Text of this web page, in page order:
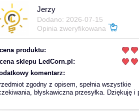
Jerzy
Dodano: 2026-07-15
Opinia zweryfikowana
produktu:
sklepu LedCorn.pl:
komentarz:
zgodny z opisem, spełnia wszystkie
błyskawiczna przesyłka. Dziękuję i